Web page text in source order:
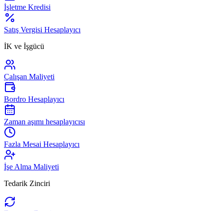
İşletme Kredisi
Satış Vergisi Hesaplayıcı
İK ve İşgücü
Çalışan Maliyeti
Bordro Hesaplayıcı
Zaman aşımı hesaplayıcısı
Fazla Mesai Hesaplayıcı
İşe Alma Maliyeti
Tedarik Zinciri